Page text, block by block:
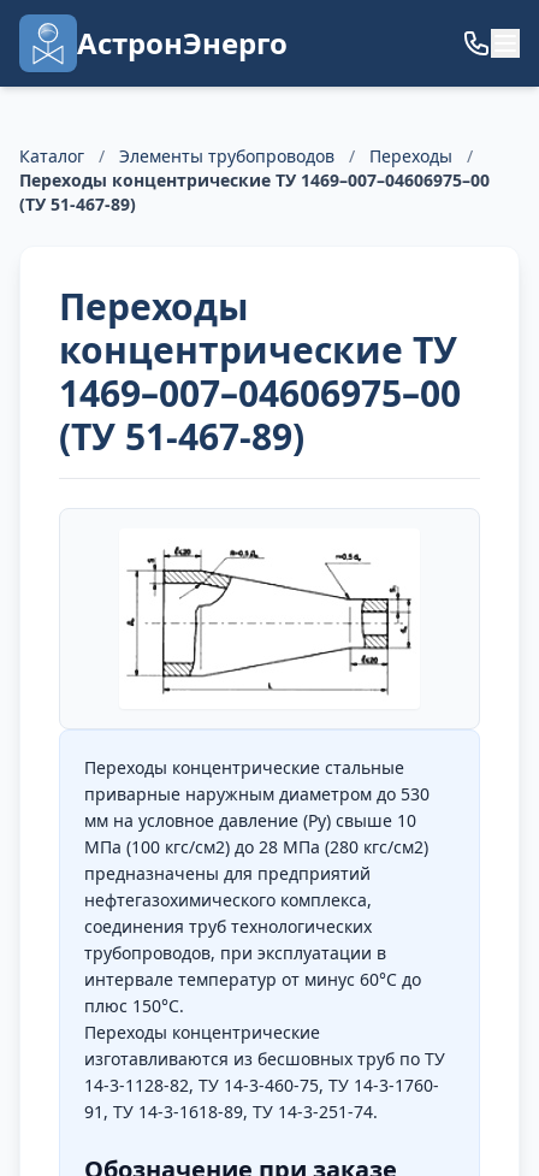
АстронЭнерго
Каталог / Элементы трубопроводов / Переходы
/
Переходы концентрические ТУ 1469–007–04606975–00
(ТУ 51-467-89)
Переходы
концентрические ТУ
1469–007–04606975–00
(ТУ 51-467-89)
Переходы концентрические стальные
приварные наружным диаметром до 530
мм на условное давление (Ру) свыше 10
МПа (100 кгс/см2) до 28 МПа (280 кгс/см2)
предназначены для предприятий
нефтегазохимического комплекса,
соединения труб технологических
трубопроводов, при эксплуатации в
интервале температур от минус 60°С до
плюс 150°С.
Переходы концентрические
изготавливаются из бесшовных труб по ТУ
14-3-1128-82, ТУ 14-3-460-75, ТУ 14-3-1760-
91, ТУ 14-3-1618-89, ТУ 14-3-251-74.
Обозначение при заказе